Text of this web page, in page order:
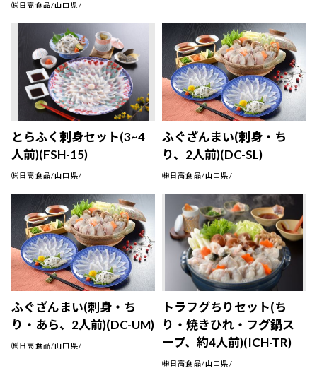
㈱日高食品/山口県/
とらふく刺身セット(3~4
人前)(FSH-15)
㈱日高食品/山口県/
ふぐざんまい(刺身・ち
り、2人前)(DC-SL)
㈱日高食品/山口県/
ふぐざんまい(刺身・ち
り・あら、2人前)(DC-UM)
㈱日高食品/山口県/
トラフグちりセット(ち
り・焼きひれ・フグ鍋ス
ープ、約4人前)(ICH-TR)
㈱日高食品/山口県/